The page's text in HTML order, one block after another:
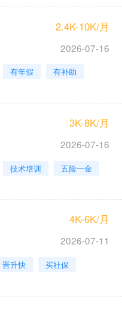
2.4K-10K/月
2026-07-16
有年假
有补助
3K-8K/月
2026-07-16
技术培训
五险一金
4K-6K/月
2026-07-11
晋升快
买社保